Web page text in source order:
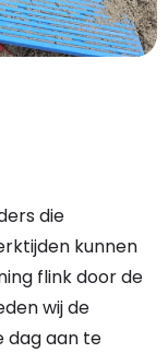
die
kunnen
flink door de
wij de
dag aan te